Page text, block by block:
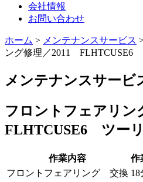
会社情報
お問い合わせ
ホーム > メンテナンスサービス
ング修理／2011 FLHTCUSE6
メンテナンスサービ
フロントフェアリン
FLHTCUSE6 ツー
作業内容 作
フロントフェアリング 交換 18